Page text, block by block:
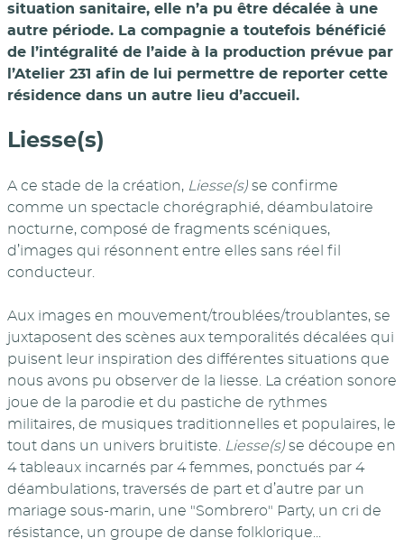
situation sanitaire, elle n’a pu être décalée à une
autre période. La compagnie a toutefois bénéficié
de l’intégralité de l’aide à la production prévue par
l’Atelier 231 afin de lui permettre de reporter cette
résidence dans un autre lieu d’accueil.
Liesse(s)
A ce stade de la création, Liesse(s) se confirme
comme un spectacle chorégraphié, déambulatoire
nocturne, composé de fragments scéniques,
d’images qui résonnent entre elles sans réel fil
conducteur.
Aux images en mouvement/troublées/troublantes, se
juxtaposent des scènes aux temporalités décalées qui
puisent leur inspiration des différentes situations que
nous avons pu observer de la liesse. La création sonore
joue de la parodie et du pastiche de rythmes
militaires, de musiques traditionnelles et populaires, le
tout dans un univers bruitiste.
Liesse(s) se découpe en
4 tableaux incarnés par 4 femmes, ponctués par 4
déambulations, traversés de part et d’autre par un
mariage sous-marin, une "Sombrero" Party, un cri de
résistance, un groupe de danse folklorique...